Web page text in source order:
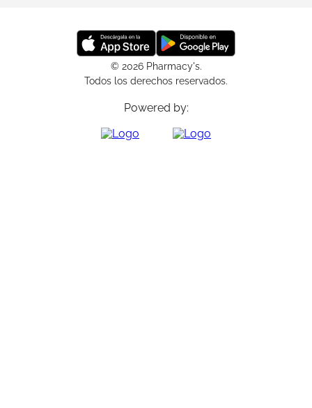
© 2026 Pharmacy's.
Todos los derechos reservados.
Powered by: